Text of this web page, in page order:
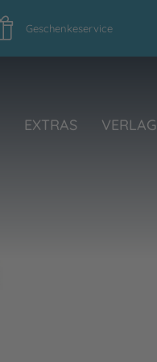
Geschenkeservice
EXTRAS VERLAG